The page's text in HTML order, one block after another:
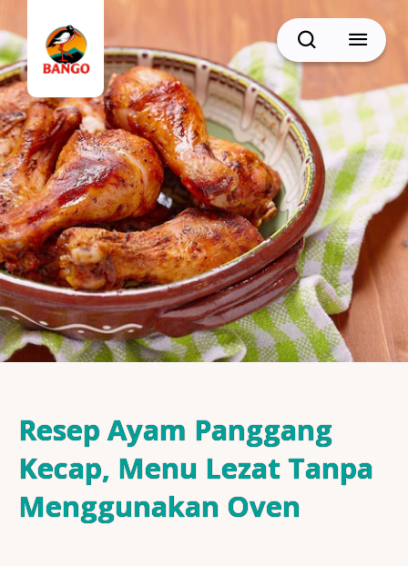
BACK
Resep Sate
Resep Semur
Resep Daging
Resep Ikan
Cari
Resep Ayam Panggang
Kecap, Menu Lezat Tanpa
Menggunakan Oven